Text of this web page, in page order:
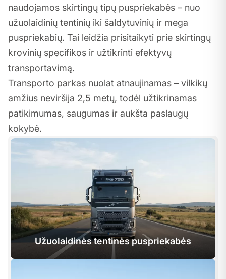
naudojamos skirtingų tipų puspriekabės – nuo
užuolaidinių tentinių iki šaldytuvinių ir mega
puspriekabių. Tai leidžia prisitaikyti prie skirtingų
krovinių specifikos ir užtikrinti efektyvų
transportavimą.
Transporto parkas nuolat atnaujinamas – vilkikų
amžius neviršija 2,5 metų, todėl užtikrinamas
patikimumas, saugumas ir aukšta paslaugų
kokybė.
Užuolaidinės tentinės puspriekabės